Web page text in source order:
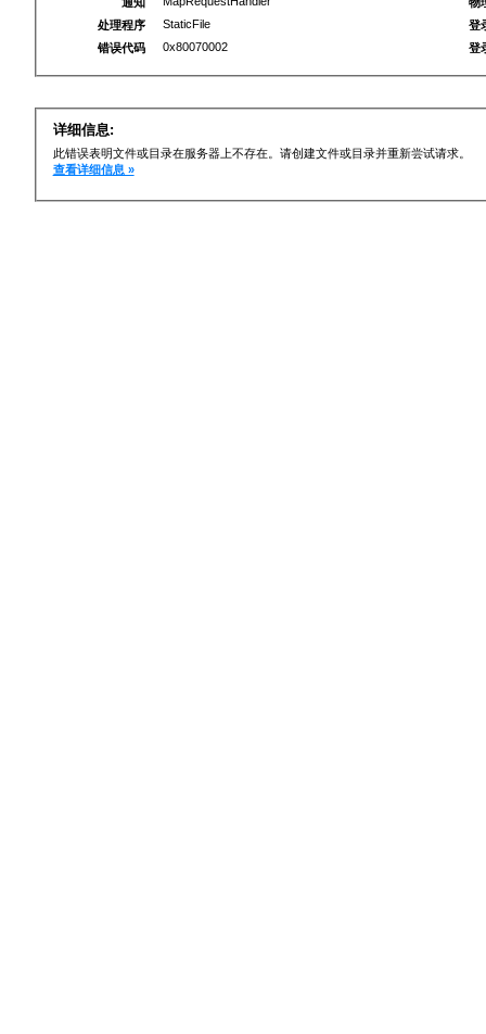
处理程序
StaticFile
错误代码
0x80070002
登
登
详细信息:
此错误表明文件或目录在服务器上不存在。请创建文件或目录并重新尝试请求。
查看详细信息 »